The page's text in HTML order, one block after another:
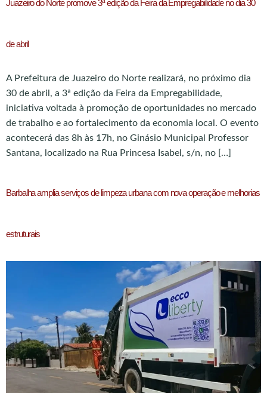
Juazeiro do Norte promove 3ª edição da Feira da Empregabilidade no dia 30
de abril
A Prefeitura de Juazeiro do Norte realizará, no próximo dia
30 de abril, a 3ª edição da Feira da Empregabilidade,
iniciativa voltada à promoção de oportunidades no mercado
de trabalho e ao fortalecimento da economia local. O evento
acontecerá das 8h às 17h, no Ginásio Municipal Professor
Santana, localizado na Rua Princesa Isabel, s/n, no […]
Barbalha amplia serviços de limpeza urbana com nova operação e melhorias
estruturais